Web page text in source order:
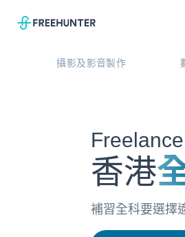
攝影及影音製作
香港
補習全科要選擇